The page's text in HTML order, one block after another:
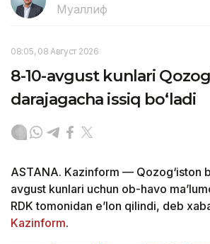
Муаллиф
08:05, 08 Август 2026
8-10-avgust kunlari
darajagacha issiq bo‘ladi
ASTANA. Kazinform — Qozog‘iston
avgust kunlari uchun ob-havo
RDK tomonidan e’lon qilindi, deb
Kazinform.